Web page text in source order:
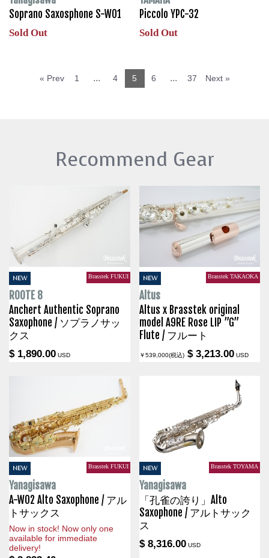
Soprano Saxosphone S-WO1
Sold Out
Piccolo YPC-32
Sold Out
« Prev 1 ... 4 5 6 ... 37 Next »
Recommend Gear
NEW Brasstek FUKUI
ROOTE 8
Anchert Authentic Soprano
Saxophone / ソプラノサッ
クス
$ 1,890.00 USD
NEW Brasstek TAKAOKA
Altus
Altus x Brasstek original
model A9RE Rose LIP ”G”
Flute / フルート
￥539,000(税込) $ 3,213.00USD
NEW Brasstek FUKUI
Yanagisawa
A-WO2 Alto Saxophone / アル
トサックス
Now in stock! Now only one
available for immediate
delivery!
NEW Brasstek TOYAMA
Yanagisawa
「孔雀の誇り」Alto
Saxophone / アルトサック
ス
$ 8,316.00USD